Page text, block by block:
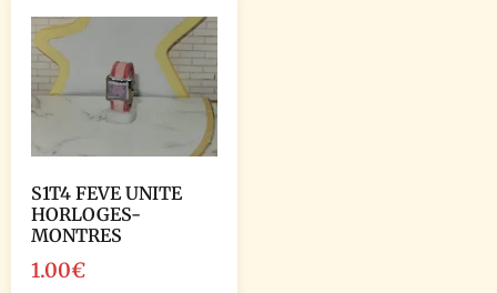
S1T4 FEVE UNITE
HORLOGES-
MONTRES
1.00€